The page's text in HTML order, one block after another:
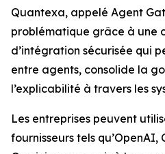
Quantexa, appelé Agent
problématique grâce à une
d’intégration sécurisée qui
entre agents, consolide la
l’explicabilité à travers les
Les entreprises peuvent
fournisseurs tels